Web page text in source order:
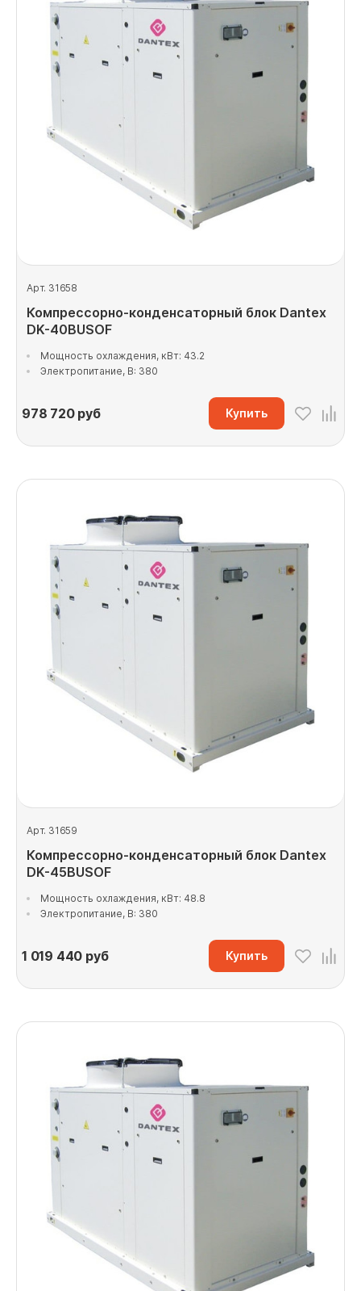
Арт. 31658
Компрессорно-конденсаторный блок Dantex
DK-40BUSOF
Мощность охлаждения, кВт: 43.2
Электропитание, В: 380
978 720руб Купить
Арт. 31659
Компрессорно-конденсаторный блок Dantex
DK-45BUSOF
Мощность охлаждения, кВт: 48.8
Электропитание, В: 380
1 019 440 руб Купить